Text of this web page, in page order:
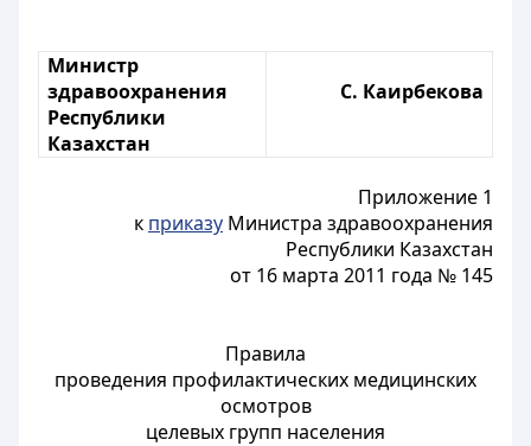
Министр
здравоохранения
Республики
Казахстан
С. Каирбекова
Приложение 1
к приказу Министра здравоохранения
Республики Казахстан
от 16 марта 2011 года № 145
Правила
проведения профилактических медицинских
осмотров
целевых групп населения